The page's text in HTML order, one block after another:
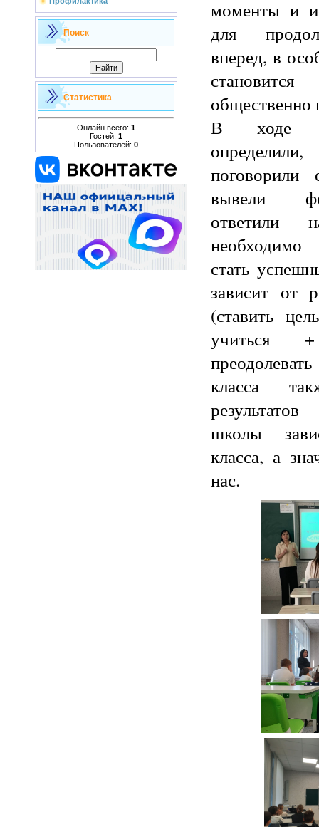
Поиск
Статистика
Онлайн всего: 1
Гостей: 1
Пользователей: 0
моменты и
для
вперед, в
общественно
В ходе
поговорили
вывели
ответили
стать
зависит от
(ставить
учиться
класса
школы
класса, а
нас.